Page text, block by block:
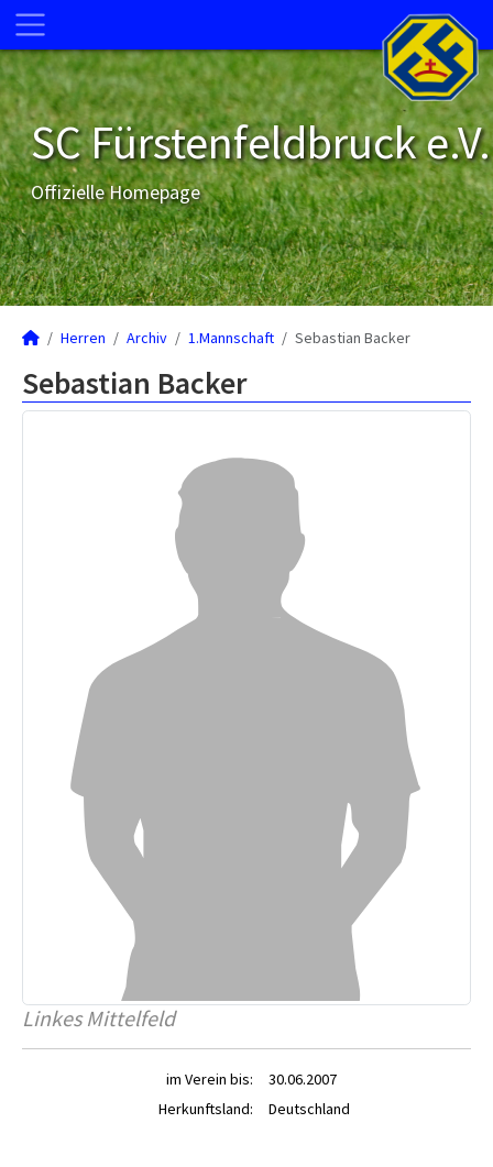
SC Fürstenfeldbruck e.V.
Offizielle Homepage
Herren Archiv 1.Mannschaft Sebastian Backer
Sebastian Backer
Linkes Mittelfeld
im Verein bis:
30.06.2007
Herkunftsland:
Deutschland